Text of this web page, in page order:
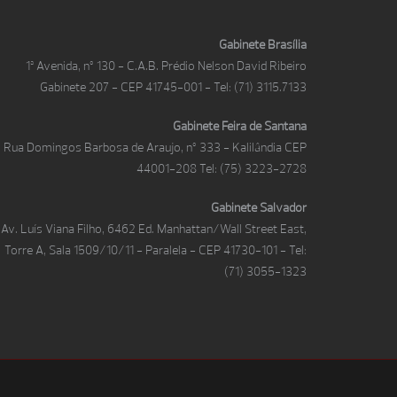
Gabinete Brasília
1ª Avenida, nº 130 - C.A.B. Prédio Nelson David Ribeiro
Gabinete 207 - CEP 41745-001 - Tel: (71) 3115.7133
Gabinete Feira de Santana
Rua Domingos Barbosa de Araujo, nº 333 - Kalilândia CEP
44001-208 Tel: (75) 3223-2728
Gabinete Salvador
Av. Luís Viana Filho, 6462 Ed. Manhattan/Wall Street East,
Torre A, Sala 1509/10/11 - Paralela - CEP 41730-101 - Tel:
(71) 3055-1323